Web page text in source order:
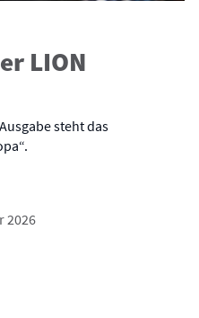
LION
steht das
2026